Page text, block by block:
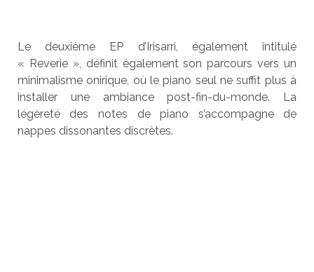
Le deuxième EP d’Irisarri, également intitulé
« Reverie », définit également son parcours vers un
minimalisme onirique, où le piano seul ne suffit plus à
installer une ambiance post-fin-du-monde. La
légèreté des notes de piano s’accompagne de
nappes dissonantes discrètes.